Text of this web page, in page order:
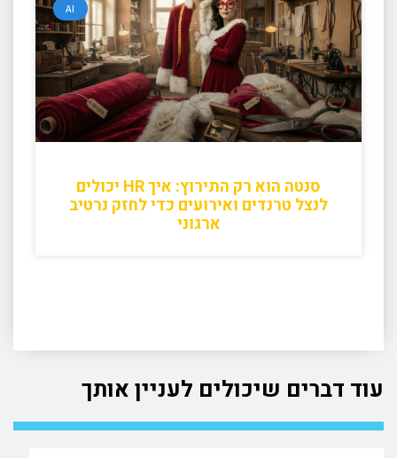
AI
סנטה הוא רק התירוץ: איך HR יכולים
לנצל טרנדים ואירועים כדי לחזק נרטיב
ארגוני
עוד דברים שיכולים לעניין אותך